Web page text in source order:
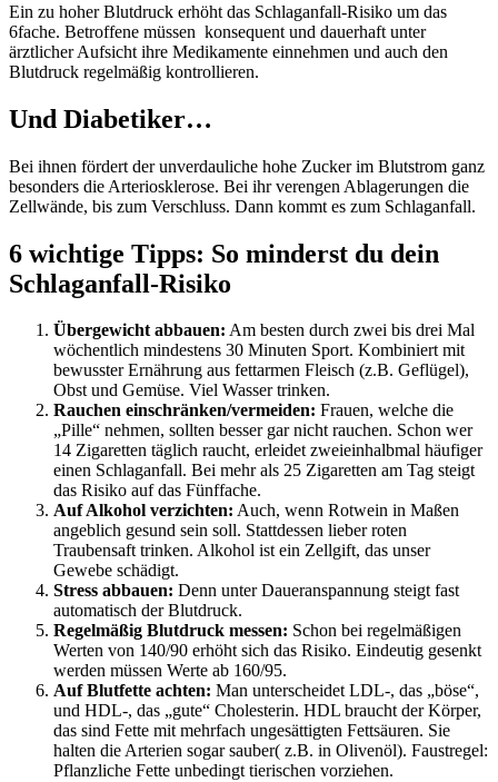
Ein zu hoher Blutdruck erhöht das Schlaganfall-Risiko um das
6fache. Betroffene müssen konsequent und dauerhaft unter
ärztlicher Aufsicht ihre Medikamente einnehmen und auch den
Blutdruck regelmäßig kontrollieren.
Und Diabetiker…
Bei ihnen fördert der unverdauliche hohe Zucker im Blutstrom ganz
besonders die Arteriosklerose. Bei ihr verengen Ablagerungen die
Zellwände, bis zum Verschluss. Dann kommt es zum Schlaganfall.
6 wichtige Tipps: So minderst du dein
Schlaganfall-Risiko
Übergewicht abbauen: Am besten durch zwei bis drei Mal
wöchentlich mindestens 30 Minuten Sport. Kombiniert mit
bewusster Ernährung aus fettarmen Fleisch (z.B. Geflügel),
Obst und Gemüse. Viel Wasser trinken.
Rauchen einschränken/vermeiden: Frauen, welche die
„Pille“ nehmen, sollten besser gar nicht rauchen. Schon wer
14 Zigaretten täglich raucht, erleidet zweieinhalbmal häufiger
einen Schlaganfall. Bei mehr als 25 Zigaretten am Tag steigt
das Risiko auf das Fünffache.
Auf Alkohol verzichten: Auch, wenn Rotwein in Maßen
angeblich gesund sein soll. Stattdessen lieber roten
Traubensaft trinken. Alkohol ist ein Zellgift, das unser
Gewebe schädigt.
Stress abbauen: Denn unter Daueranspannung steigt fast
automatisch der Blutdruck.
Regelmäßig Blutdruck messen: Schon bei regelmäßigen
Werten von 140/90 erhöht sich das Risiko. Eindeutig gesenkt
werden müssen Werte ab 160/95.
Auf Blutfette achten: Man unterscheidet LDL-, das „böse“,
und HDL-, das „gute“ Cholesterin. HDL braucht der Körper,
das sind Fette mit mehrfach ungesättigten Fettsäuren. Sie
halten die Arterien sogar sauber( z.B. in Olivenöl). Faustregel:
Pflanzliche Fette unbedingt tierischen vorziehen.